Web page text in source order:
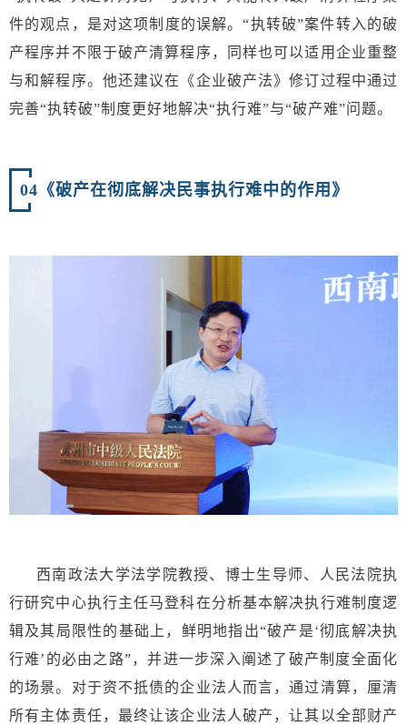
件的观点，是对这项制度的误解。“执转破”案件转入的破
产程序并不限于破产清算程序，同样也可以适用企业重整
与和解程序。他还建议在《企业破产法》修订过程中通过
完善“执转破”制度更好地解决“执行难”与“破产难”问题。
04 《破产在彻底解决民事执行难中的作用》
西南政法大学法学院教授、博士生导师、人民法院执
行研究中心执行主任马登科在分析基本解决执行难制度逻
辑及其局限性的基础上，鲜明地指出“破产是‘彻底解决执
行难’的必由之路”，并进一步深入阐述了破产制度全面化
的场景。对于资不抵债的企业法人而言，通过清算，厘清
所有主体责任，最终让该企业法人破产，让其以全部财产